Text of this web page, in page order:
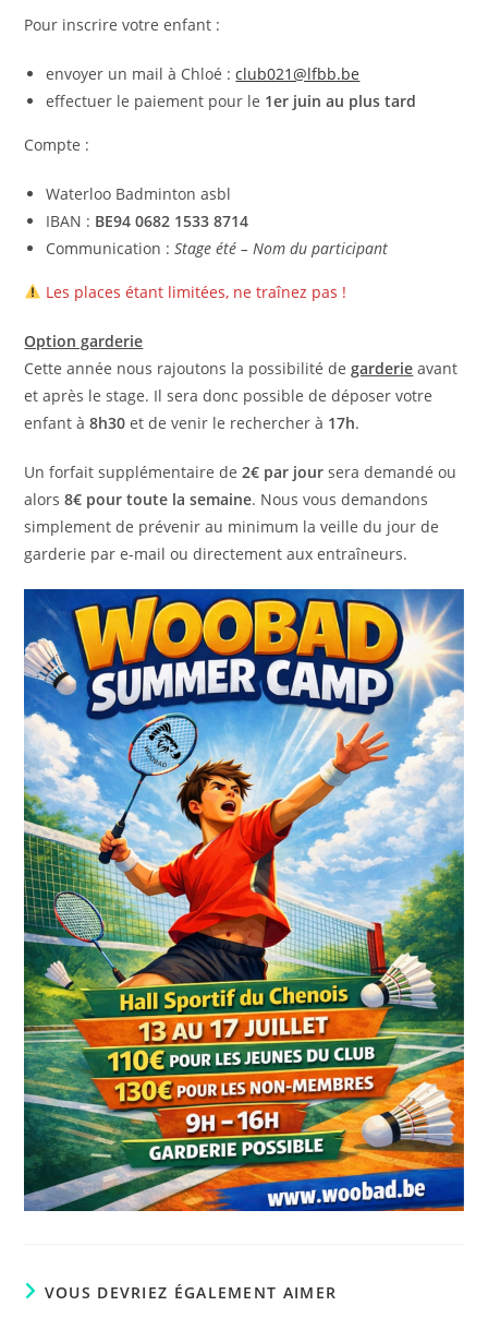
Pour inscrire votre enfant :
envoyer un mail à Chloé :club021@lfbb.be
effectuer le paiement pour le 1er juin au plus tard
Compte :
Waterloo Badminton asbl
IBAN : BE94 0682 1533 8714
Communication :Stage été – Nom du participant
Les places étant limitées, ne traînez pas !
Option garderie
Cette année nous rajoutons la possibilité degarderie avant
et après le stage. Il sera donc possible de déposer votre
enfant à8h30 et de venir le rechercher à 17h.
Un forfait supplémentaire de2€ par jour sera demandé ou
alors8€ pour toute la semaine. Nous vous demandons
simplement de prévenir au minimum la veille du jour de
garderie par e-mail ou directement aux entraîneurs.
VOUS DEVRIEZ ÉGALEMENT AIMER